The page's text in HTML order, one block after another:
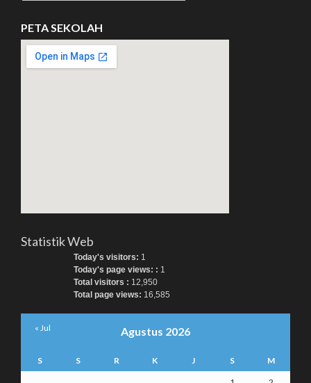
PETA SEKOLAH
Statistik Web
Today's visitors: 1
Today's page views: : 1
Total visitors : 12,950
Total page views: 16,585
Agustus 2026
S S R K J S M
« Jul